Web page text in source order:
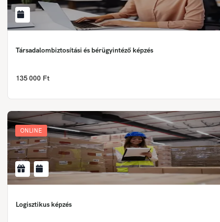
Társadalombiztosítási és bérügyintéző képzés
135 000 Ft
ONLINE
Logisztikus képzés